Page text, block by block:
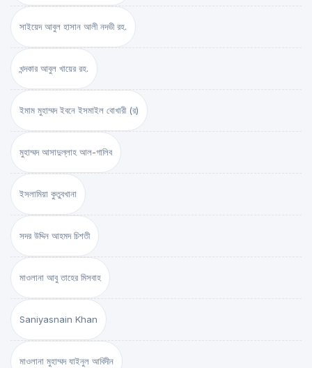
সাইয়েদ আবুল হাসান আলী নদভী রহ.
খন্দকার আবুল খায়ের রহ.
ইমাম মুহাম্মদ ইবনে ইসমাইল বোখারী (র)
মুহাম্মদ আসাদুল্লাহ আল-গালিব
ইসলামিয়া কুতুবখানা
সদর উদ্দিন আহমদ চিশতী
মাওলানা আবু তাহের মিসবাহ
Saniyasnain Khan
মাওলানা মুহাম্মদ যাইনুল আবিদীন